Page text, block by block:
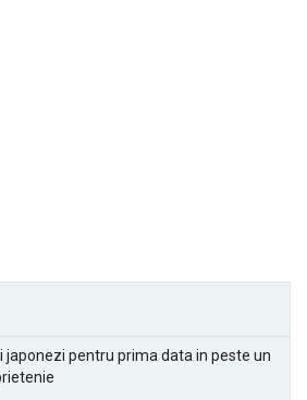
japonezi pentru prima data in peste un